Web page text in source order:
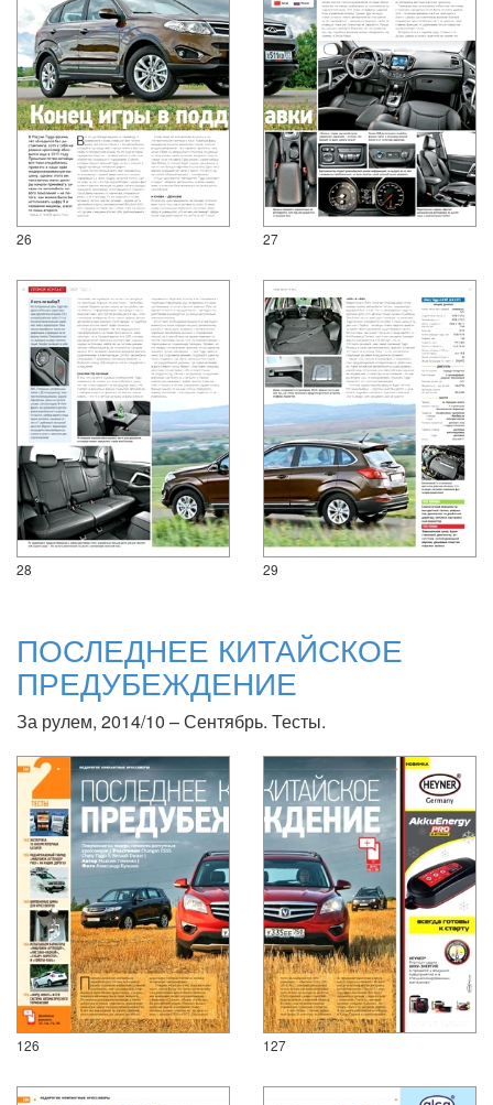
26 27
28 29
ПОСЛЕДНЕЕ КИТАЙСКОЕ
ПРЕДУБЕЖДЕНИЕ
За рулем, 2014/10 – Сентябрь. Тесты.
126 127